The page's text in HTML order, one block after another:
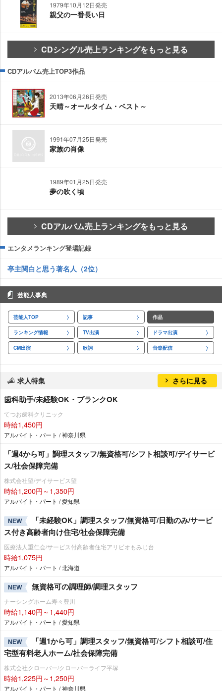
1979年10月12日発売
親父の一番長い日
CDシングル売上ランキングをもっと見る
CDアルバム売上TOP3作品
2013年06月26日発売
天晴～オールタイム・ベスト～
1991年07月25日発売
家族の肖像
1989年01月25日発売
夢の吹く頃
CDアルバム売上ランキングをもっと見る
エンタメランキング登場記録
亭主関白と思う著名人（2位）
芸能人事典
芸能人TOP 記事 作品
ランキング情報 TV出演 ドラマ出演
CM出演 歌詞 音楽配信
求人特集 さらに見る
歯科助手/未経験OK・ブランクOK
てつお歯科クリニック
時給1,450円
アルバイト・パート / 神奈川県
「週4から可」調理スタッフ/無資格可/シフト相談可/デイサービ
ス/社会保障完備
株式会社望/デイサービス望
時給1,200円～1,350円
アルバイト・パート / 愛知県
NEW
「未経験OK」調理スタッフ/無資格可/日勤のみ/サービ
ス付き高齢者向け住宅/社会保障完備
医療法人重仁会/サービス付高齢者住宅アリビオもみじ台
時給1,075円
アルバイト・パート / 北海道
NEW 無資格可の調理師/調理スタッフ
ナーシングホーム寿々豊川
時給1,140円～1,440円
アルバイト・パート / 愛知県
NEW
「週1から可」調理スタッフ/無資格可/シフト相談可/住
宅型有料老人ホーム/社会保障完備
株式会社クローバー/クローバーライフ平塚
時給1,225円～1,250円
アルバイト・パート / 神奈川県